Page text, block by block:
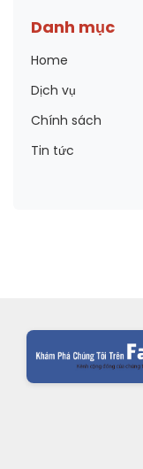
Danh mục
Home
Dịch vụ
Chính sách
Tin tức